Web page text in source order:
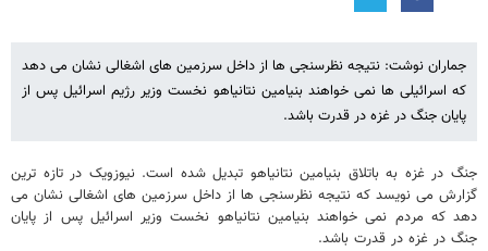
جماران نوشت: نتیجه نظرسنجی ها از داخل سرزمین های اشغالی نشان می دهد
که اسرائیلی ها نمی خواهند بنیامین نتانیاهو نخست وزیر رژیم اسرائیل پس از
پایان جنگ در غزه در قدرت باشد.
جنگ در غزه به باتلاق بنیامین نتانیاهو تبدیل شده است. نیوزویک در تازه ترین
گزارش می نویسد که نتیجه نظرسنجی ها از داخل سرزمین های اشغالی نشان می
دهد که مردم نمی خواهند بنیامین نتانیاهو نخست وزیر اسرائیل پس از پایان
جنگ در غزه در قدرت باشد.